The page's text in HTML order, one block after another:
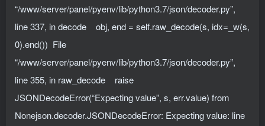
“/www/server/panel/pyenv/lib/python3.7/json/decoder.py”,
line 337, in decode obj, end = self.raw_decode(s, idx=_w(s,
0).end()) File
“/www/server/panel/pyenv/lib/python3.7/json/decoder.py”,
line 355, in raw_decode raise
JSONDecodeError(“Expecting value”, s, err.value) from
Nonejson.decoder.JSONDecodeError: Expecting value: line